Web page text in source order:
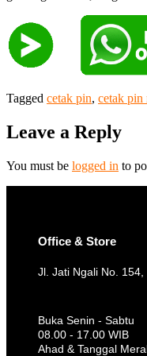
Tagged cetak pin, cetak pin
Leave a Reply
You must be logged in to
Office & Store
Jl. Jati Ngali No.
Buka Senin - Sabtu
08.00 - 17.00 WIB
Ahad & Tanggal